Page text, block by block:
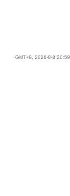
GMT+8, 2026-8-8 20:59